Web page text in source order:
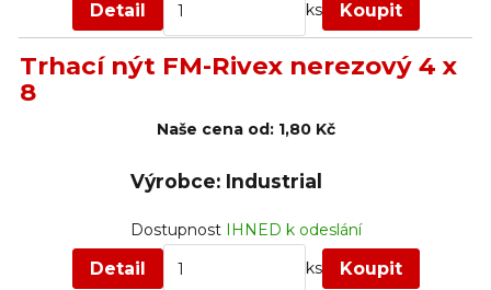
Detail ks Koupit
Trhací nýt FM-Rivex nerezový 4 x
8
Naše cena od:1,80 Kč
Výrobce: Industrial
DostupnostIHNED k odeslání
Detail ks Koupit